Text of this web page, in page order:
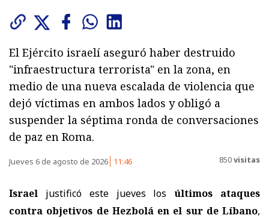
El Ejército israelí aseguró haber destruido
"infraestructura terrorista" en la zona, en
medio de una nueva escalada de violencia que
dejó víctimas en ambos lados y obligó a
suspender la séptima ronda de conversaciones
de paz en Roma.
Jueves 6 de agosto de 2026 11:46 850visitas
Israel justificó este jueves losúltimos ataques
contra objetivos de Hezbolá en el sur de Líbano,